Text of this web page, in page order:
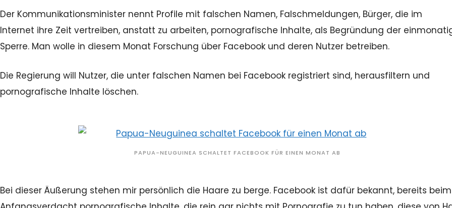
Der Kommunikationsminister nennt Profile mit falschen Namen, Falschmeldungen, Bürger, die im
Internet ihre Zeit vertreiben, anstatt zu arbeiten, pornografische Inhalte, als Begründung der
Sperre. Man wolle in diesem Monat Forschung über Facebook und deren Nutzer betreiben.
Die Regierung will Nutzer, die unter falschen Namen bei Facebook registriert sind, herausfiltern und
pornografische Inhalte löschen.
PAPUA-NEUGUINEA SCHALTET FACEBOOK FÜR EINEN MONAT AB
Bei dieser Äußerung stehen mir persönlich die Haare zu berge. Facebook ist dafür bekannt, bereits beim